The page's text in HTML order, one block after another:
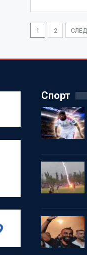
1 2
Спорт